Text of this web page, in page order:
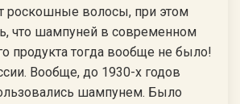
роскошные волосы, при этом
что шампуней в современном
продукта тогда вообще не было!
Вообще, до 1930-х годов
шампунем. Было